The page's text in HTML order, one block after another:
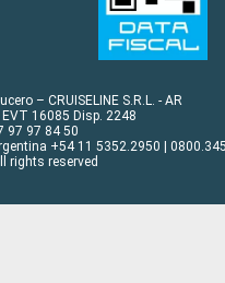
– CRUISELINE S.R.L. - AR
16085 Disp. 2248
97 97 84 50
+54 11 5352.2950 |
rights reserved